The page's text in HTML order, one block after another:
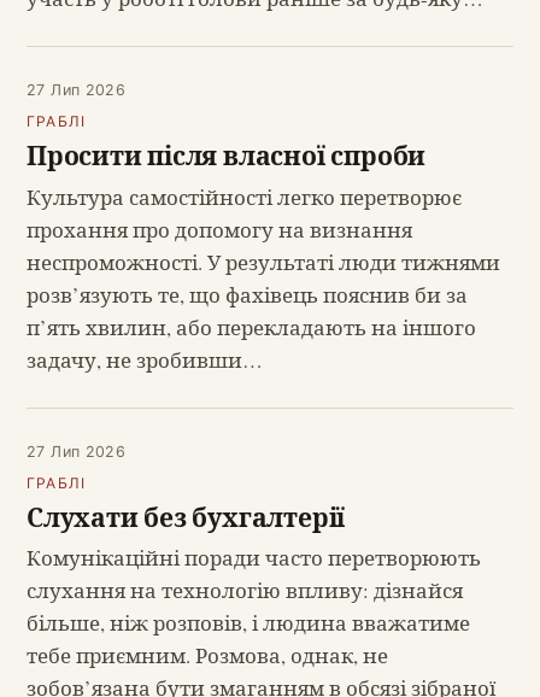
27 Лип 2026
ГРАБЛІ
Просити після власної спроби
Культура самостійності легко перетворює
прохання про допомогу на визнання
неспроможності. У результаті люди тижнями
розв’язують те, що фахівець пояснив би за
п’ять хвилин, або перекладають на іншого
задачу, не зробивши…
27 Лип 2026
ГРАБЛІ
Слухати без бухгалтерії
Комунікаційні поради часто перетворюють
слухання на технологію впливу: дізнайся
більше, ніж розповів, і людина вважатиме
тебе приємним. Розмова, однак, не
зобов’язана бути змаганням в обсязі зібраної